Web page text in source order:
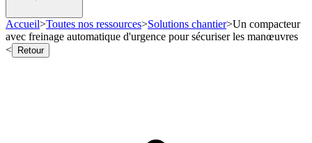
Accueil>Toutes nos ressources>Solutions chantier>Un compacteur
avec freinage automatique d'urgence pour sécuriser les manœuvres
<
Retour